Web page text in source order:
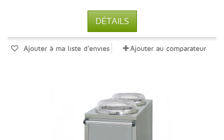
DÉTAILS
Ajouter à ma liste d'envies Ajouter au comparateur